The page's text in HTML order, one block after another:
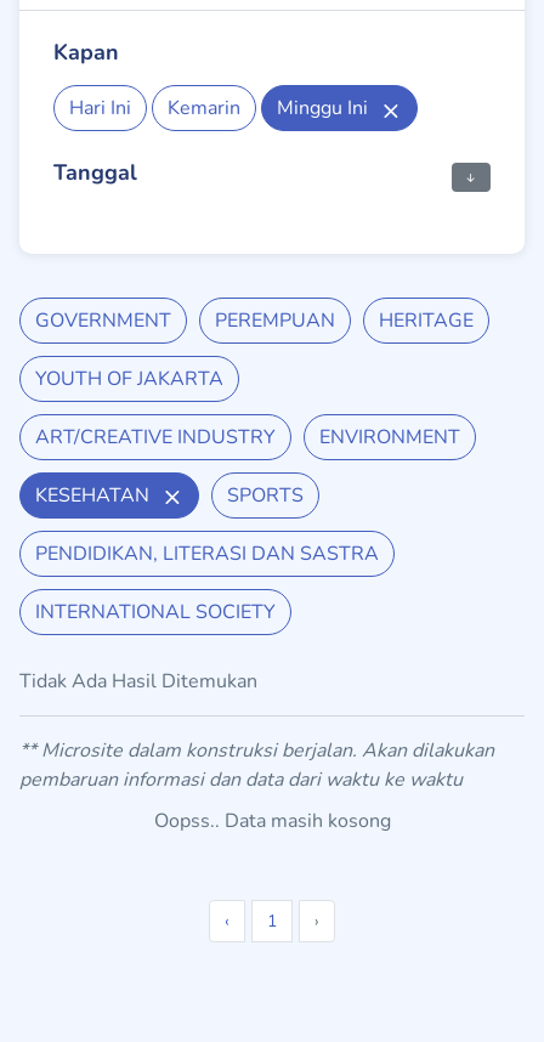
Kapan
Hari Ini Kemarin Minggu Ini
Tanggal
GOVERNMENT PEREMPUAN HERITAGE
YOUTH OF JAKARTA
ART/CREATIVE INDUSTRY ENVIRONMENT
KESEHATAN SPORTS
PENDIDIKAN, LITERASI DAN SASTRA
INTERNATIONAL SOCIETY
Tidak Ada Hasil Ditemukan
** Microsite dalam konstruksi berjalan. Akan dilakukan
pembaruan informasi dan data dari waktu ke waktu
Oopss.. Data masih kosong
‹ 1 ›